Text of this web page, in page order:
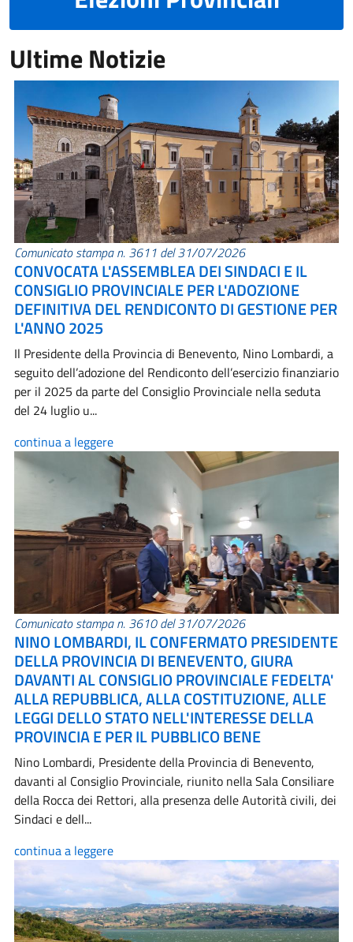
Ultime Notizie
Comunicato stampa n. 3611 del 31/07/2026
CONVOCATA L'ASSEMBLEA DEI SINDACI E IL
CONSIGLIO PROVINCIALE PER L'ADOZIONE
DEFINITIVA DEL RENDICONTO DI GESTIONE PER
L'ANNO 2025
Il Presidente della Provincia di Benevento, Nino Lombardi, a
seguito dell’adozione del Rendiconto dell’esercizio finanziario
per il 2025 da parte del Consiglio Provinciale nella seduta
del 24 luglio u...
continua a leggere
Comunicato stampa n. 3610 del 31/07/2026
NINO LOMBARDI, IL CONFERMATO PRESIDENTE
DELLA PROVINCIA DI BENEVENTO, GIURA
DAVANTI AL CONSIGLIO PROVINCIALE FEDELTA'
ALLA REPUBBLICA, ALLA COSTITUZIONE, ALLE
LEGGI DELLO STATO NELL'INTERESSE DELLA
PROVINCIA E PER IL PUBBLICO BENE
Nino Lombardi, Presidente della Provincia di Benevento,
davanti al Consiglio Provinciale, riunito nella Sala Consiliare
della Rocca dei Rettori, alla presenza delle Autorità civili, dei
Sindaci e dell...
continua a leggere